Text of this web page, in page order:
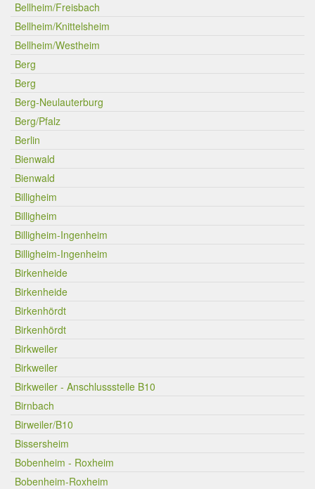
Bellheim/Freisbach
Bellheim/Knittelsheim
Bellheim/Westheim
Berg
Berg
Berg-Neulauterburg
Berg/Pfalz
Berlin
Bienwald
Bienwald
Billigheim
Billigheim
Billigheim-Ingenheim
Billigheim-Ingenheim
Birkenheide
Birkenheide
Birkenhördt
Birkenhördt
Birkweiler
Birkweiler
Birkweiler - Anschlussstelle B10
Birnbach
Birweiler/B10
Bissersheim
Bobenheim - Roxheim
Bobenheim-Roxheim